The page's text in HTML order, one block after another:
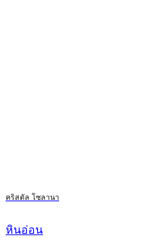
คริสตัล โซลานา
หินอ่อน